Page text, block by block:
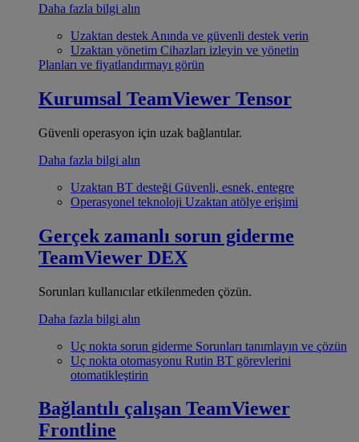
Daha fazla bilgi alın
Uzaktan destek Anında ve güvenli destek verin
Uzaktan yönetim Cihazları izleyin ve yönetin
Planları ve fiyatlandırmayı görün
Kurumsal TeamViewer Tensor
Güvenli operasyon için uzak bağlantılar.
Daha fazla bilgi alın
Uzaktan BT desteği Güvenli, esnek, entegre
Operasyonel teknoloji Uzaktan atölye erişimi
Gerçek zamanlı sorun giderme
TeamViewer DEX
Sorunları kullanıcılar etkilenmeden çözün.
Daha fazla bilgi alın
Uç nokta sorun giderme Sorunları tanımlayın ve çözün
Uç nokta otomasyonu Rutin BT görevlerini
otomatikleştirin
Bağlantılı çalışan TeamViewer
Frontline